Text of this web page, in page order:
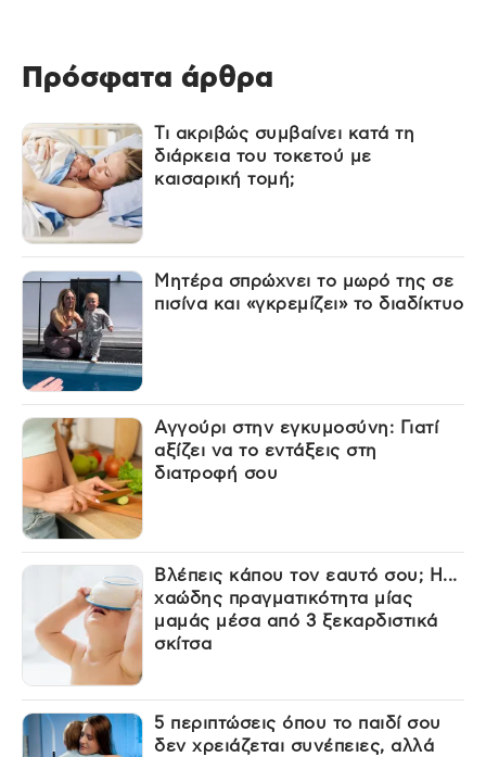
Πρόσφατα άρθρα
Τι ακριβώς συμβαίνει κατά τη
διάρκεια του τοκετού με
καισαρική τομή;
Μητέρα σπρώχνει το μωρό της σε
πισίνα και «γκρεμίζει» το διαδίκτυο
Αγγούρι στην εγκυμοσύνη: Γιατί
αξίζει να το εντάξεις στη
διατροφή σου
Βλέπεις κάπου τον εαυτό σου; Η...
χαώδης πραγματικότητα μίας
μαμάς μέσα από 3 ξεκαρδιστικά
σκίτσα
5 περιπτώσεις όπου το παιδί σου
δεν χρειάζεται συνέπειες, αλλά